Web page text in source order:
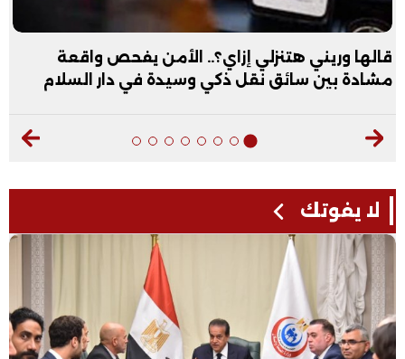
قالها وريني هتنزلي إزاي؟.. الأمن يفحص واقعة
مشادة بين سائق نقل ذكي وسيدة في دار السلام
لا يفوتك